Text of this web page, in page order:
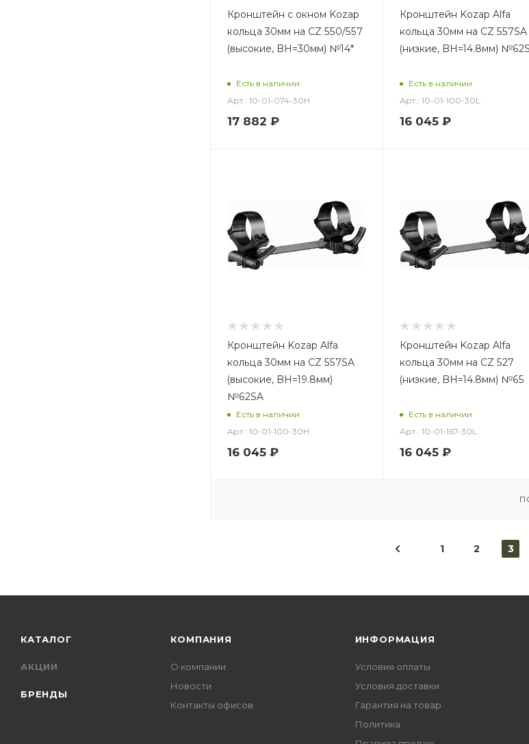
Кронштейн с окном Kozap
кольца 30мм на CZ 550/557
(высокие, BH=30мм) №14*
Есть в наличии
Арт.: 10-01-074-30H
17 882 ₽
Кронштейн Kozap Alfa
кольца 30мм на CZ 557SA
(низкие, BH=14.8мм)
Есть в наличии
Арт.: 10-01-100-30L
16 045₽
Кронштейн Kozap Alfa
кольца 30мм на CZ 557SA
(высокие, BH=19.8мм)
№62SA
Есть в наличии
Арт.: 10-01-100-30H
16 045 ₽
Кронштейн Kozap Alfa
кольца 30мм на CZ 527
(низкие, BH=14.8мм) №65
Есть в наличии
Арт.: 10-01-167-30L
16 045₽
1 2 3
КАТАЛОГ
АКЦИИ
БРЕНДЫ
КОМПАНИЯ
О компании
Новости
Контакты офисов
ИНФОРМАЦИЯ
Условия оплаты
Условия доставки
Гарантия на товар
Политика